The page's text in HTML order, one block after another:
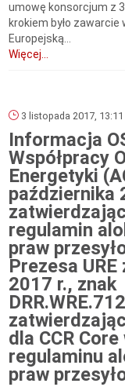
umowę konsorcjum z
krokiem było zawarcie
Europejską...
Więcej...
3 listopada 2017, 13:11
Informacja
Współpracy
Energetyki
października
regulamin
praw
Prezesa
2017 r., znak
dla CCR
regulaminu
praw